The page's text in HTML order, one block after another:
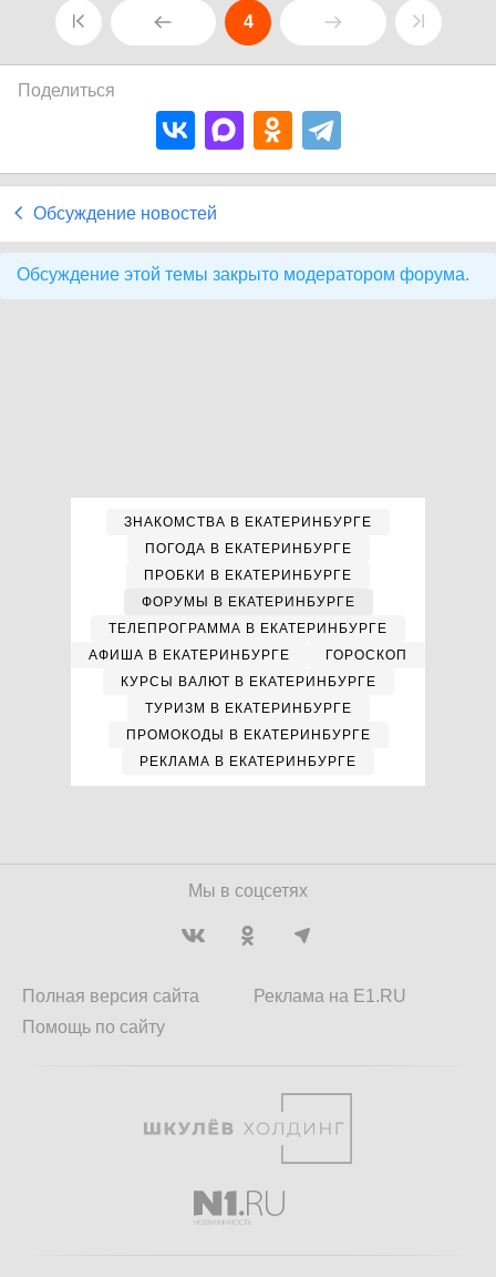
4
Поделиться
Обсуждение новостей
Обсуждение этой темы закрыто модератором форума.
ЗНАКОМСТВА В ЕКАТЕРИНБУРГЕ
ПОГОДА В ЕКАТЕРИНБУРГЕ
ПРОБКИ В ЕКАТЕРИНБУРГЕ
ФОРУМЫ В ЕКАТЕРИНБУРГЕ
ТЕЛЕПРОГРАММА В ЕКАТЕРИНБУРГЕ
АФИША В ЕКАТЕРИНБУРГЕ
ГОРОСКОП
КУРСЫ ВАЛЮТ В ЕКАТЕРИНБУРГЕ
ТУРИЗМ В ЕКАТЕРИНБУРГЕ
ПРОМОКОДЫ В ЕКАТЕРИНБУРГЕ
РЕКЛАМА В ЕКАТЕРИНБУРГЕ
Мы в соцсетях
Полная версия сайта
Помощь по сайту
Реклама на E1.RU